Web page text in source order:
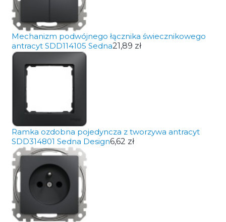
Mechanizm podwójnego łącznika świecznikowego
antracyt SDD114105 Sedna21,89 zł
Ramka ozdobna pojedyncza z tworzywa antracyt
SDD314801 Sedna Design6,62 zł